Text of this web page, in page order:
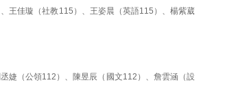
王佳璇（社教115）、王姿晨（英語115）、楊紫葳
婕（公領112）、陳昱辰（國文112）、詹雲涵（設